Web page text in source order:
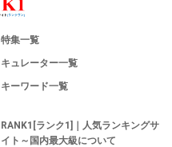
特集一覧
キュレーター一覧
キーワード一覧
RANK1[ランク1]｜人気ランキングサ
イト～国内最大級について